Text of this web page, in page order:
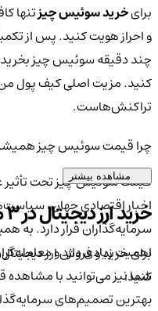
برایخرید سوئیس چیزتنها
و احراز هویت کنید. پس از
چند دقیقه سوئیس چیز بخرید
کنید. مزیت اصلی کیف پول
تراکنش‌هاست.
چرا قیمت سوئیس چیز همیشه
قیمت سوئیس چیز تحت تأثیر
اخبار اقتصادی جهان،
سرمایه‌گذاران قرار دارد. به
اهمیت زیادی دارد و
شما نیز می‌توانید با
بهترین تصمیم‌های
مشاهده بیشتر
خرید ارز دیجیتال در 3 مرحله ساده
برای خرید و فروش ارز
کنید: